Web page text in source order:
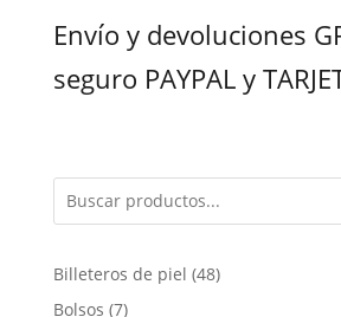
original
140,00€.
actual
60,00€.
Envío y devoluciones
seguro PAYPAL y
Billeteros de piel 4848
Bolsos 77